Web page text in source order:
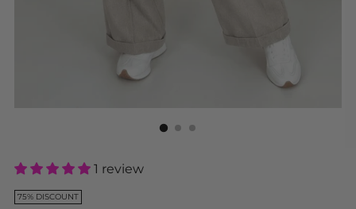
1 review
75% DISCOUNT